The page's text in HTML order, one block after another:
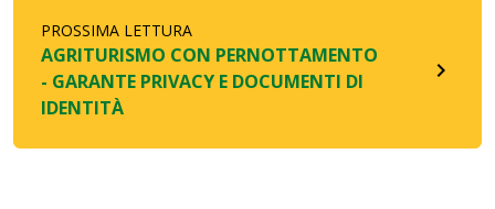
PROSSIMA LETTURA
AGRITURISMO CON PERNOTTAMENTO
- GARANTE PRIVACY E DOCUMENTI DI
IDENTITÀ
navigate_next